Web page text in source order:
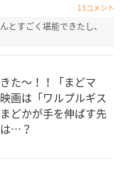
13コメント
とすごく堪能できたし、
た〜！！「まどマ
画は「ワルプルギス
どかが手を伸ばす先
…？